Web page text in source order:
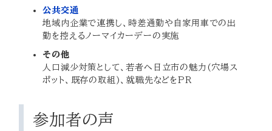
公共交通
地域内企業で連携し、時差通勤や自家用車での出
勤を控えるノーマイカーデーの実施
その他
人口減少対策として、若者へ日立市の魅力(穴場ス
ポット、既存の取組)、就職先などをPR
参加者の声